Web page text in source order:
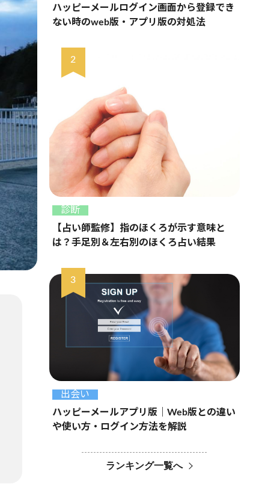
ハッピーメールログイン画面から登録でき
ない時のweb版・アプリ版の対処法
診断
【占い師監修】指のほくろが示す意味と
は？手足別＆左右別のほくろ占い結果
出会い
ハッピーメールアプリ版｜Web版との違い
や使い方・ログイン方法を解説
ランキング一覧へ